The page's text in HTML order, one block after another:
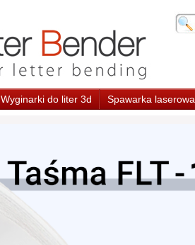
Wyginarki do liter 3d Spawarka laserowa